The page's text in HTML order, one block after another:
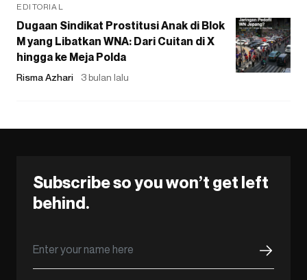
EDITORIAL
Dugaan Sindikat Prostitusi Anak di Blok
M yang Libatkan WNA: Dari Cuitan di X
hingga ke Meja Polda
Risma Azhari 3 bulan lalu
Subscribe so you won’t get left
behind.